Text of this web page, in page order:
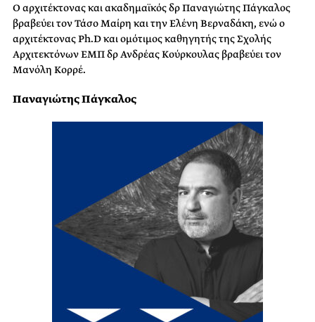
Ο αρχιτέκτονας και ακαδημαϊκόςδρ Παναγιώτης Πάγκαλος
βραβεύει τον Τάσο Μαίρη και την Ελένη Βερναδάκη, ενώ ο
αρχιτέκτονας Ph.D και ομότιμος καθηγητής της Σχολής
Αρχιτεκτόνων ΕΜΠδρ Ανδρέας Κούρκουλας βραβεύει τον
Μανόλη Κορρέ.
Παναγιώτης Πάγκαλος